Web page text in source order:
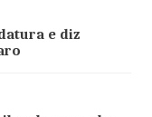
e diz